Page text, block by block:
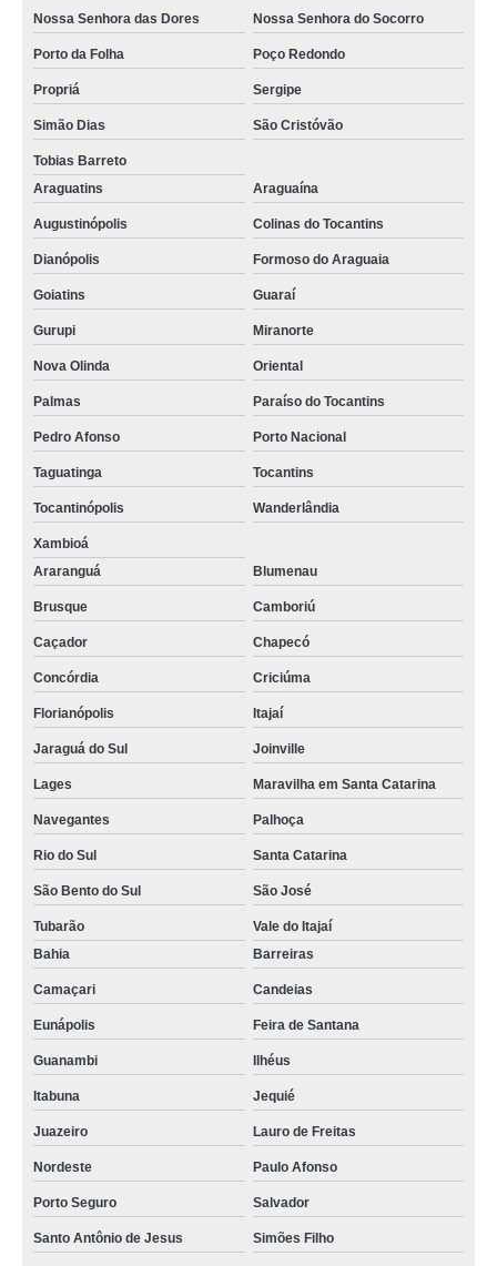
Nossa Senhora das Dores Nossa Senhora do Socorro
Porto da Folha Poço Redondo
Propriá Sergipe
Simão Dias São Cristóvão
Tobias Barreto
Araguatins
Araguaína
Augustinópolis Colinas do Tocantins
Dianópolis Formoso do Araguaia
Goiatins Guaraí
Gurupi Miranorte
Nova Olinda Oriental
Palmas Paraíso do Tocantins
Pedro Afonso Porto Nacional
Taguatinga Tocantins
Tocantinópolis Wanderlândia
Xambioá
Araranguá
Blumenau
Brusque Camboriú
Caçador Chapecó
Concórdia Criciúma
Florianópolis Itajaí
Jaraguá do Sul Joinville
Lages Maravilha em Santa Catarina
Navegantes Palhoça
Rio do Sul Santa Catarina
São Bento do Sul São José
Tubarão
Vale do Itajaí
Bahia
Barreiras
Camaçari Candeias
Eunápolis Feira de Santana
Guanambi Ilhéus
Itabuna Jequié
Juazeiro Lauro de Freitas
Nordeste Paulo Afonso
Porto Seguro Salvador
Santo Antônio de Jesus Simões Filho